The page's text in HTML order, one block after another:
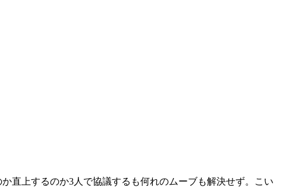
直上するのか3人で協議するも何れのムーブも解決せず。こい